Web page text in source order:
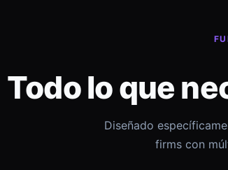
Todo lo que
Diseñado
firms con